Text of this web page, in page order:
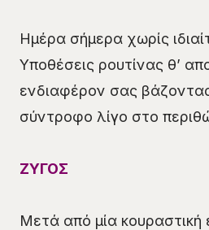
Ημέρα σήμερα χωρίς
Υποθέσεις ρουτίνας θ’
ενδιαφέρον σας
σύντροφο λίγο στο
ΖΥΓΟΣ
Μετά από μία